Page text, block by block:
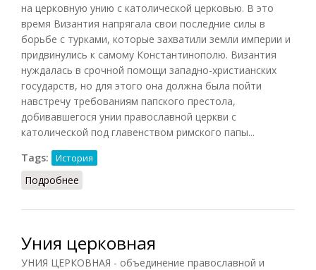
на церковную унию с католической церковью. В это
время Византия напрягала свои последние силы в
борьбе с турками, которые захватили земли империи и
придвинулись к самому Константинополю. Византия
нуждалась в срочной помощи западно-христианских
государств, но для этого она должна была пойти
навстречу требованиям папского престола,
добивавшегося унии православной церкви с
католической под главенством римского папы...
Tags:
История
Подробнее
Уния церковная
УНИЯ ЦЕРКОВНАЯ - объединение православной и